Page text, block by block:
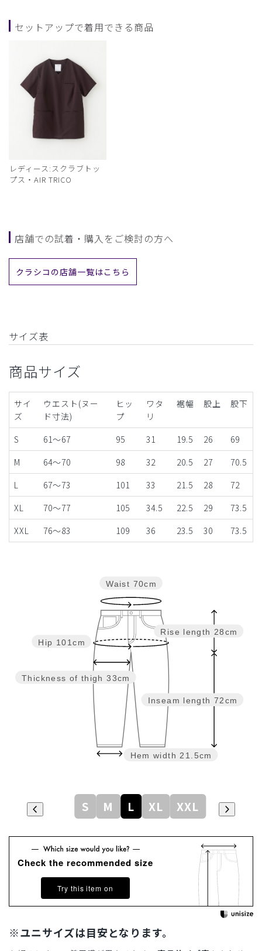
セットアップで着用できる商品
レディース:スクラブトッ
プス・AIR TRICO
店舗での試着・購入をご検討の方へ
クラシコの店舗一覧はこちら
サイズ表
商品サイズ
サイ
ズ
ウエスト(ヌー
ド寸法)
ヒッ
プ
ワタ
リ
裾幅 股上 股下
S 61～67 95 31 19.5 26
69
M
64～70 98 32 20.5 27
70.5
L
67～73 101 33 21.5 28
72
XL
70～77 105 34.5 22.5 29
73.5
XXL
76～83 109 36 23.5 30 73.5
Inseam length 72cm
Rise length 28cm
Hem width 21.5cm
Thickness of thigh 33cm
Hip 101cm
Waist 70cm
S M L XL XXL
Check the recommended size
Try this item on
※ユニサイズは目安となります。